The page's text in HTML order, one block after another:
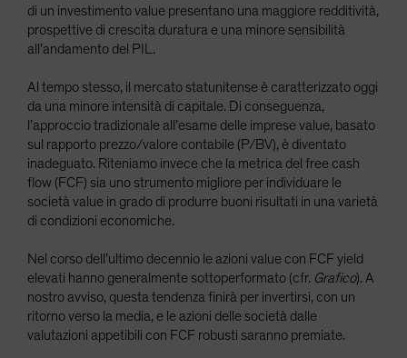
di un investimento value presentano una maggiore redditività,
prospettive di crescita duratura e una minore sensibilità
all’andamento del PIL.
Al tempo stesso, il mercato statunitense è caratterizzato oggi
da una minore intensità di capitale. Di conseguenza,
l’approccio tradizionale all’esame delle imprese value, basato
sul rapporto prezzo/valore contabile (P/BV), è diventato
inadeguato. Riteniamo invece che la metrica del free cash
flow (FCF) sia uno strumento migliore per individuare le
società value in grado di produrre buoni risultati in una varietà
di condizioni economiche.
Nel corso dell’ultimo decennio le azioni value con FCF yield
elevati hanno generalmente sottoperformato (cfr. Grafico). A
nostro avviso, questa tendenza finirà per invertirsi, con un
ritorno verso la media, e le azioni delle società dalle
valutazioni appetibili con FCF robusti saranno premiate.